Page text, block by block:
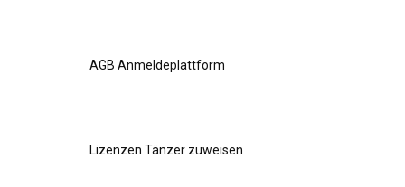
AGB Anmeldeplattform
Lizenzen Tänzer zuweisen